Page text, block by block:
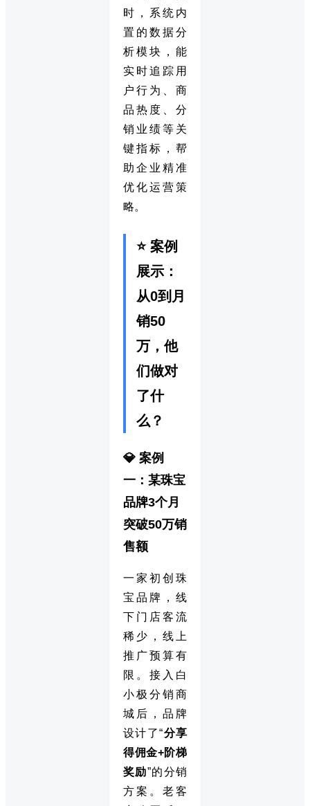
时，系统内
置的数据分
析模块，能
实时追踪用
户行为、商
品热度、分
销业绩等关
键指标，帮
助企业精准
优化运营策
略。
⭐ 案例
展示：
从0到月
销50
万，他
们做对
了什
么？
💎 案例
一：某珠宝
品牌3个月
突破50万销
售额
一家初创珠
宝品牌，线
下门店客流
稀少，线上
推广预算有
限。接入白
小极分销商
城后，品牌
设计了“分享
得佣金+阶梯
奖励”的分销
方案。老客